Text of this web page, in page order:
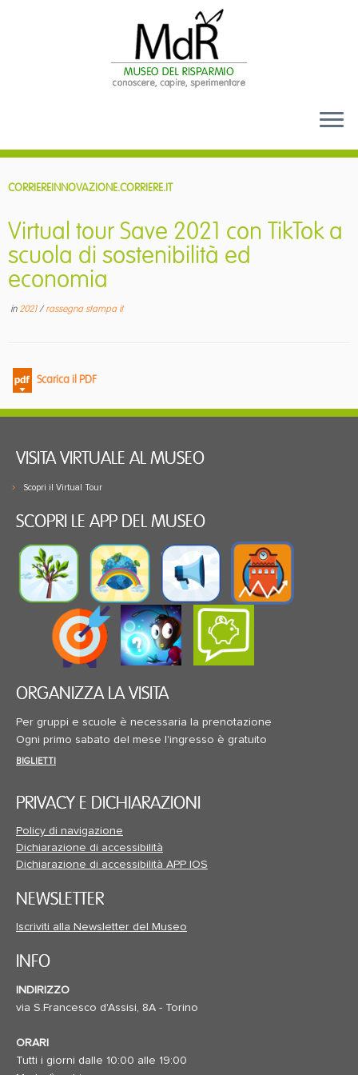
CORRIEREINNOVAZIONE.CORRIERE.IT
Virtual tour Save 2021 con TikTok a
scuola di sostenibilità ed
economia
in 2021/rassegna stampa it
Scarica il PDF
VISITA VIRTUALE AL MUSEO
Scopri il Virtual Tour
SCOPRI LE APP DEL MUSEO
ORGANIZZA LA VISITA
Per gruppi e scuole è necessaria la prenotazione
Ogni primo sabato del mese l'ingresso è gratuito
BIGLIETTI
PRIVACY E DICHIARAZIONI
Policy di navigazione
Dichiarazione di accessibilità
Dichiarazione di accessibilità APP IOS
NEWSLETTER
Iscriviti alla Newsletter del Museo
INFO
INDIRIZZO
via S.Francesco d'Assisi, 8A - Torino
ORARI
Tutti i giorni dalle 10:00 alle 19:00